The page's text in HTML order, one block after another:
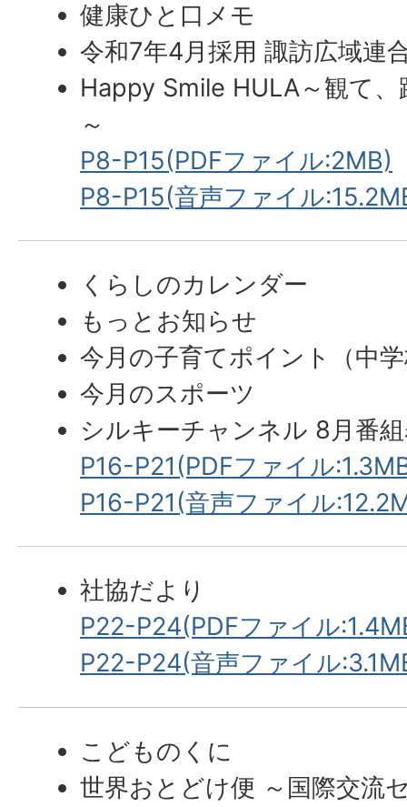
健康ひと口メモ
令和7年4月採用 諏訪広域連
Happy Smile HULA～観て
～
P8-P15(PDFファイル:2MB)
P8-P15(音声ファイル
くらしのカレンダー
もっとお知らせ
今月の子育てポイント（中
今月のスポーツ
シルキーチャンネル 8月番
P16-P21(PDFファイル
P16-P21(音声ファイル
社協だより
P22-P24(PDFファイル
P22-P24(音声ファイル
こどものくに
世界おとどけ便 ～国際交流